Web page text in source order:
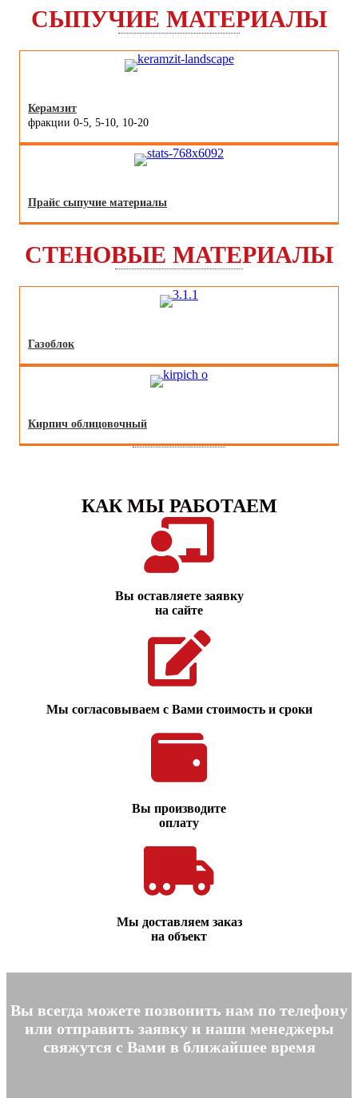
СЫПУЧИЕ МАТЕРИАЛЫ
Керамзит
фракции 0-5, 5-10, 10-20
Прайс сыпучие материалы
СТЕНОВЫЕ МАТЕРИАЛЫ
Газоблок
Кирпич облицовочный
КАК МЫ РАБОТАЕМ
Вы оставляете заявку
на сайте
Мы согласовываем с Вами стоимость и сроки
Вы производите
оплату
Мы доставляем заказ
на объект
Вы всегда можете позвонить нам по телефону
или отправить заявку и наши менеджеры
свяжутся с Вами в ближайшее время